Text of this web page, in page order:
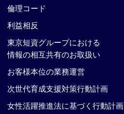
倫理コード
利益相反
東京短資グループにおける
情報の相互共有のお取扱い
お客様本位の業務運営
次世代育成支援対策行動計画
女性活躍推進法に基づく行動計画